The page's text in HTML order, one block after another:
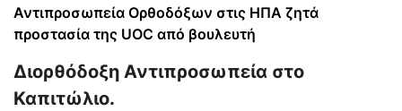
Αντιπροσωπεία Ορθοδόξων στις ΗΠΑ ζητά
προστασία της UOC από βουλευτή
Διορθόδοξη Αντιπροσωπεία στο
Καπιτώλιο.